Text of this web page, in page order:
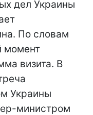
дел Украины
По словам
момент
визита. В
Украины
министром